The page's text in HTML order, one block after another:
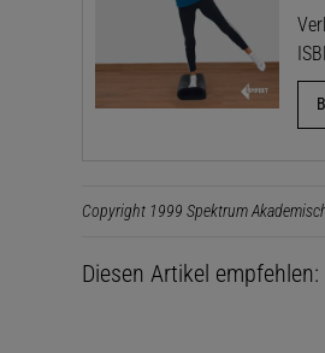
Copyright 1999 Spektrum
Diesen Artikel empfehlen: